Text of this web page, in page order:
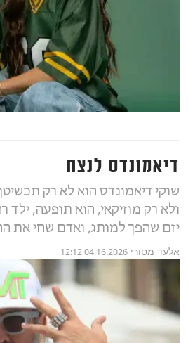
דיאמונדס לנצח
שוקי דיאמונדס הוא לא רק
ולא רק מוזיקאי, הוא תופעה, ילד
יזם שהפך למותג, ואדם שחי את
אלעד מסורי 04.16.2026 12:12